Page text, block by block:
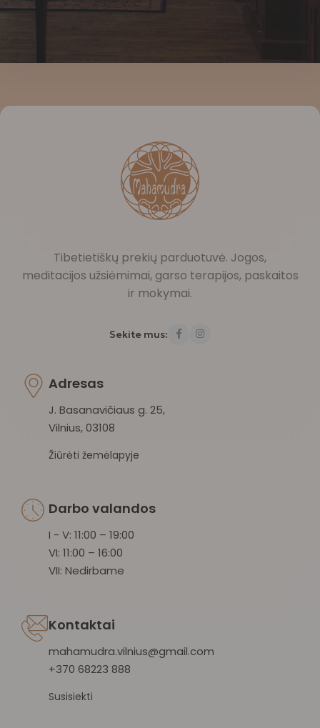
Tibetietiškų prekių parduotuvė. Jogos,
meditacijos užsiėmimai, garso terapijos, paskaitos
ir mokymai.
Sekite mus:
Adresas
J. Basanavičiaus g. 25,
Vilnius, 03108
Žiūrėti žemėlapyje
Darbo valandos
I - V: 11:00 – 19:00
VI: 11:00 – 16:00
VII: Nedirbame
Kontaktai
mahamudra.vilnius@gmail.com
+370 68223 888
Susisiekti